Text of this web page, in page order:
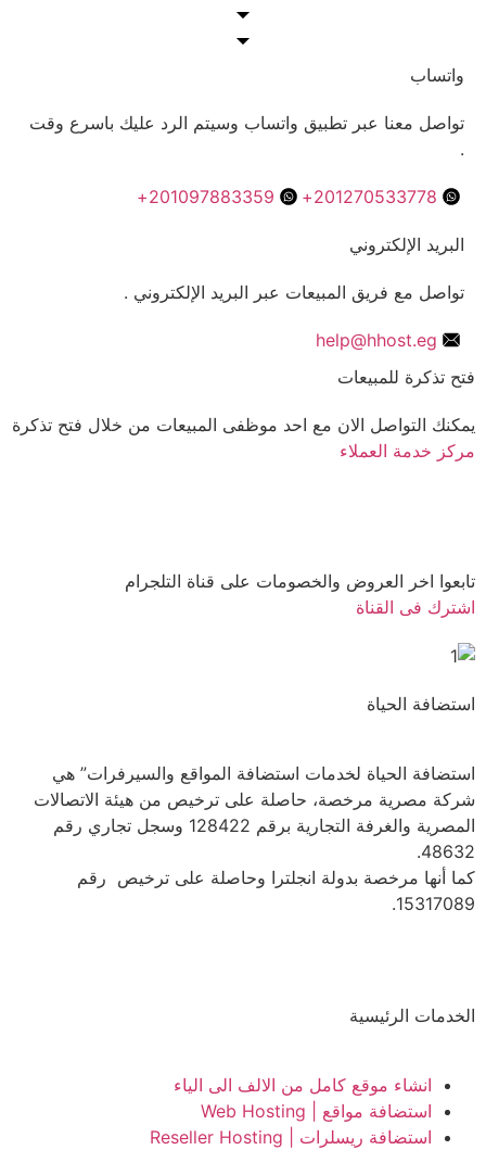
واتساب
تواصل معنا عبر تطبيق واتساب وسيتم الرد عليك باسرع وقت
.
201270533778+
201097883359+
البريد الإلكتروني
تواصل مع فريق المبيعات عبر البريد الإلكتروني .
help@hhost.eg
فتح تذكرة للمبيعات
يمكنك التواصل الان مع احد موظفى المبيعات من خلال فتح تذكرة
مركز خدمة العملاء
تابعوا اخر العروض والخصومات على قناة التلجرام
اشترك فى القناة
استضافة الحياة
استضافة الحياة لخدمات استضافة المواقع والسيرفرات” هي
شركة مصرية مرخصة، حاصلة على ترخيص من هيئة الاتصالات
المصرية والغرفة التجارية برقم 128422 وسجل تجاري رقم
48632.
كما أنها مرخصة بدولة انجلترا وحاصلة على ترخيص رقم
15317089.
الخدمات الرئيسية
انشاء موقع كامل من الالف الى الياء
استضافة مواقع | Web Hosting
استضافة ريسلرات | Reseller Hosting